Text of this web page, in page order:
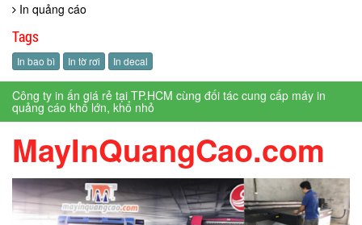
In quảng cáo
Tags
In bao bì In tờ rơi In decal
Công ty in ấn giá rẻ tại TP.HCM cùng đối tác cung cấp máy in
quảng cáo khổ lớn, khổ nhỏ
MayInQuangCao.com